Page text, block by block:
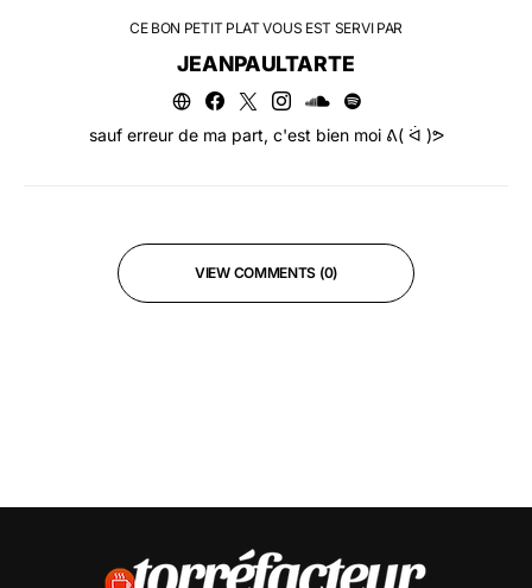
CE BON PETIT PLAT VOUS EST SERVI PAR
JEANPAULTARTE
sauf erreur de ma part, c'est bien moi ᕕ( ᐛ )ᕗ
VIEW COMMENTS (0)